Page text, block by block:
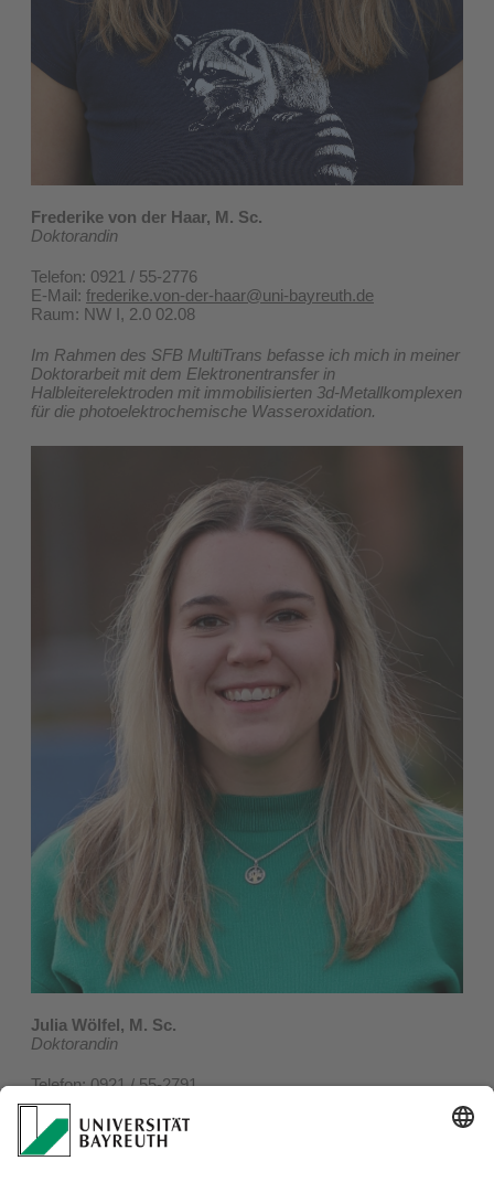
Frederike von der Haar, M. Sc.
Doktorandin
Telefon: 0921 / 55-2776
E-Mail: frederike.von-der-haar@uni-bayreuth.de
​Raum: NW I, 2.0 02.08
Im Rahmen des SFB MultiTrans befasse ich mich in meiner
Doktorarbeit mit dem Elektronentransfer in
Halbleiterelektroden mit immobilisierten 3d-Metallkomplexen
für die photoelektrochemische Wasseroxidation.
Julia Wölfel, M. Sc.
Doktorandin
Telefon: 0921 / 55-2791
E-Mail:
​Raum: NW I, 2.0 02.06
In meiner Doktorarbeit arbeite ich an der